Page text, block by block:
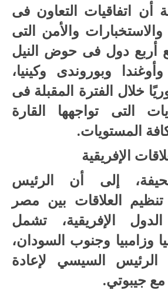
أن اتفاقيات التعاون فى
والأمن التى
أربع دول فى حوض النيل
وبوروندى وكينيا،
خلال الفترة المقبلة فى
التى تواجهها القارة
المستويات.
الإفريقية
إلى أن الرئيس
العلاقات بين مصر
الإفريقية، تشمل
وزامبيا وجنوب السودان،
السيسي لإعادة
جيبوتي.